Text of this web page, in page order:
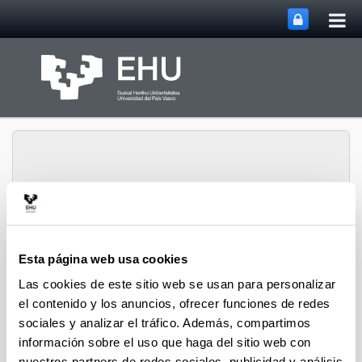
Esta página web usa cookies
Las cookies de este sitio web se usan para personalizar
el contenido y los anuncios, ofrecer funciones de redes
sociales y analizar el tráfico. Además, compartimos
información sobre el uso que haga del sitio web con
La profesión de geólogo en España